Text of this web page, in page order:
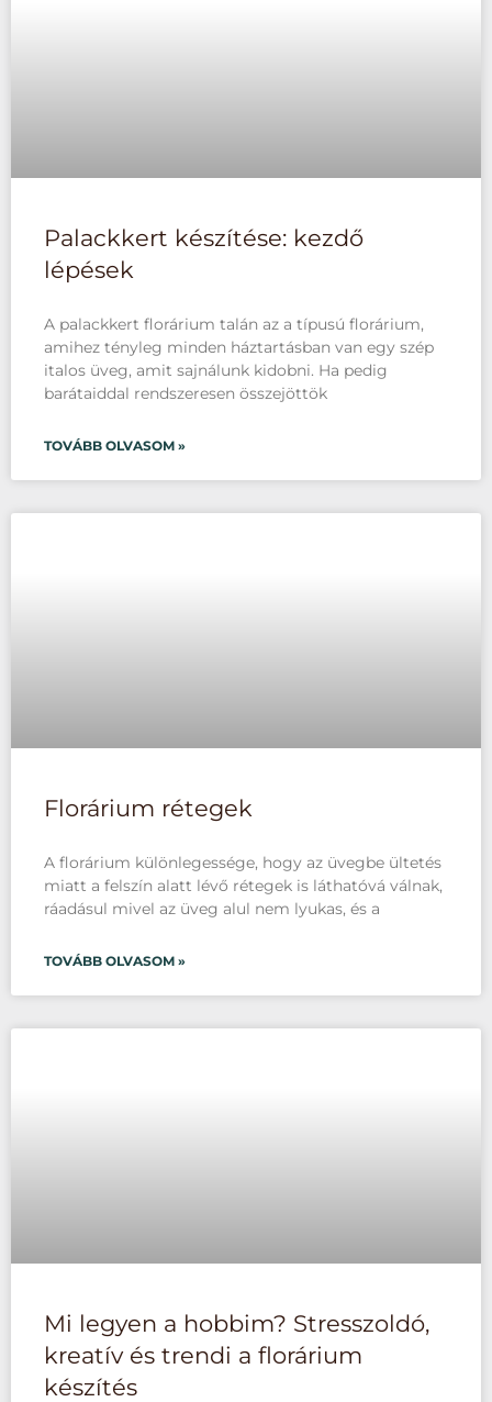
Palackkert készítése: kezdő
lépések
A palackkert florárium talán az a típusú florárium,
amihez tényleg minden háztartásban van egy szép
italos üveg, amit sajnálunk kidobni. Ha pedig
barátaiddal rendszeresen összejöttök
TOVÁBB OLVASOM »
Florárium rétegek
A florárium különlegessége, hogy az üvegbe ültetés
miatt a felszín alatt lévő rétegek is láthatóvá válnak,
ráadásul mivel az üveg alul nem lyukas, és a
TOVÁBB OLVASOM »
Mi legyen a hobbim? Stresszoldó,
kreatív és trendi a florárium
készítés